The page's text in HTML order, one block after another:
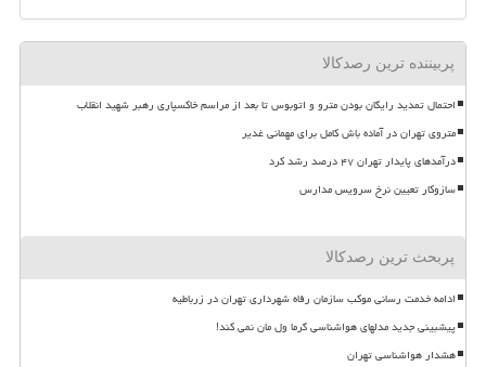
پربیننده ترین رصدکالا
احتمال تمدید رایگان بودن مترو و اتوبوس تا بعد از مراسم خاکسپاری رهبر شهید انقلاب
متروی تهران در آماده باش کامل برای مهمانی غدیر
درآمدهای پایدار تهران ۴۷ درصد رشد کرد
سازوکار تعیین نرخ سرویس مدارس
پربحث ترین رصدکالا
ادامه خدمت رسانی موکب سازمان رفاه شهرداری تهران در زرباطیه
پیشبینی جدید مدلهای هواشناسی گرما ول مان نمی کند!
هشدار هواشناسی تهران